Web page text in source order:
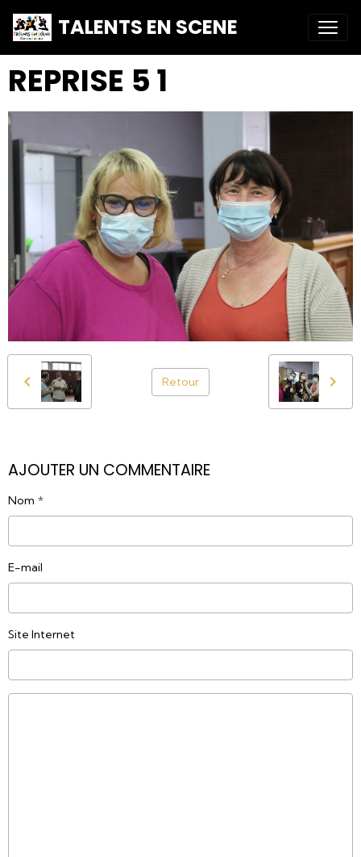
TALENTS EN SCENE
REPRISE 5 1
Retour
AJOUTER UN COMMENTAIRE
Nom
E-mail
Site Internet